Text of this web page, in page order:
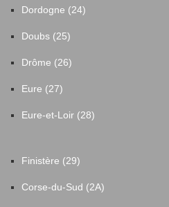
Dordogne (24)
Doubs (25)
Drôme (26)
Eure (27)
Eure-et-Loir (28)
Finistère (29)
Corse-du-Sud (2A)